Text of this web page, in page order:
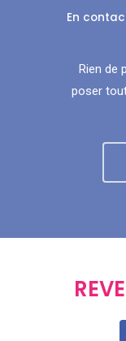
En
Rien de
poser